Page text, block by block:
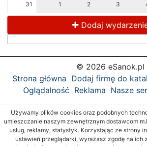
31 1 2 3
Dodaj
© 2026 eSanok.pl
Strona główna Dodaj firmę do
Oglądalność Reklama Nasze
Używamy plików cookies oraz podobnych
umieszczanie naszym zewnętrznym dostawcom
usług, reklamy, statystyk. Korzystając ze strony
ustawień przeglądarki, wyrażasz zgodę na ich